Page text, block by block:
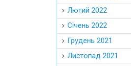
Лютий 2022
Січень 2022
Грудень 2021
Листопад 2021